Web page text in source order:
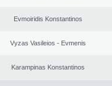
Evmoiridis Konstantinos
Vyzas Vasileios - Evmenis
Karampinas Konstantinos